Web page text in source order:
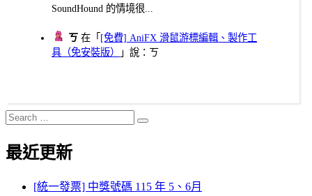
SoundHound 的情境很...
ㄎ 在「 [免費] AniFX 滑鼠游標編輯、製作工
具（免安裝版）
」說：ㄎ
Search
for:
Search
最近更新
[統一發票] 中獎號碼 115 年 5、6月